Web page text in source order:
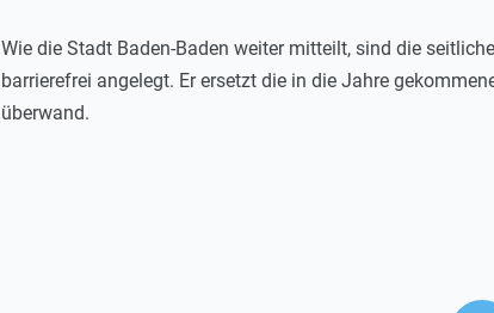
Wie die Stadt Baden-Baden weiter mitteilt, sind die
barrierefrei angelegt. Er ersetzt die in die Jahre
überwand.